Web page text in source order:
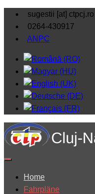
sugestii [at] ctpcj.ro
0264-430917
ANPC
Home
Fahrpläne